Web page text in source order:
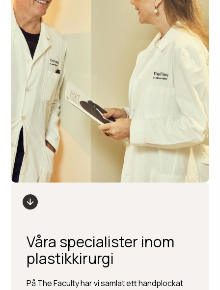
Våra specialister inom
plastikkirurgi
På The Faculty har vi samlat ett handplockat
Per Hedén